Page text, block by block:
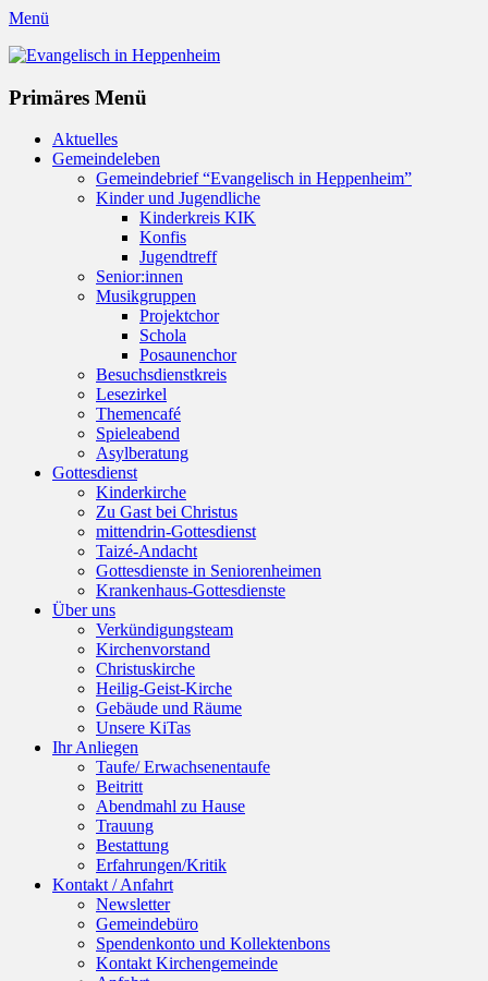
Menü
Evangelisch in Heppenheim
Primäres Menü
Zum
Inhalt
Aktuelles
Gemeindeleben
Gemeindebrief “Evangelisch in Heppenheim”
Kinder und Jugendliche
Kinderkreis KIK
Konfis
Jugendtreff
Senior:innen
Musikgruppen
Projektchor
Schola
Posaunenchor
Besuchsdienstkreis
Lesezirkel
Themencafé
Spieleabend
Asylberatung
Gottesdienst
Kinderkirche
Zu Gast bei Christus
mittendrin-Gottesdienst
Taizé-Andacht
Gottesdienste in Seniorenheimen
Krankenhaus-Gottesdienste
Über uns
Verkündigungsteam
Kirchenvorstand
Christuskirche
Heilig-Geist-Kirche
Gebäude und Räume
Unsere KiTas
Ihr Anliegen
Taufe/ Erwachsenentaufe
Beitritt
Abendmahl zu Hause
Trauung
Bestattung
Erfahrungen/Kritik
Kontakt / Anfahrt
Newsletter
Gemeindebüro
Spendenkonto und Kollektenbons
Kontakt Kirchengemeinde